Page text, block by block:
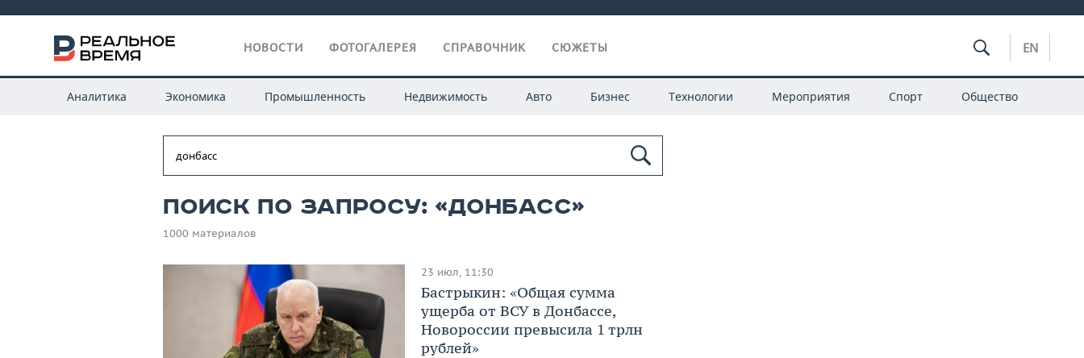
НОВОСТИ ФОТОГАЛЕРЕЯ СПРАВОЧНИК СЮЖЕТЫ EN
Аналитика Экономика Промышленность Недвижимость Авто Бизнес Технологии Мероприятия Спорт Общество
Поиск по запросу: «донбасс»
1000 материалов
23 июл, 11:30
Бастрыкин: «Общая сумма
ущерба от ВСУ в Донбассе,
Новороссии превысила 1 трлн
рублей»